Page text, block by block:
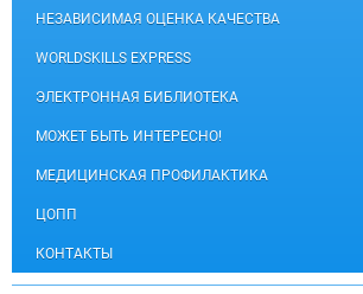
НЕЗАВИСИМАЯ ОЦЕНКА КАЧЕСТВА
WORLDSKILLS EXPRESS
ЭЛЕКТРОННАЯ БИБЛИОТЕКА
МОЖЕТ БЫТЬ ИНТЕРЕСНО!
МЕДИЦИНСКАЯ ПРОФИЛАКТИКА
ЦОПП
КОНТАКТЫ